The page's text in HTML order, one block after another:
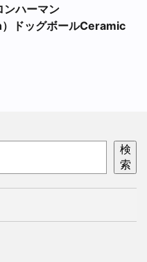
ンハーマン
）ドッグボールCeramic
検
索